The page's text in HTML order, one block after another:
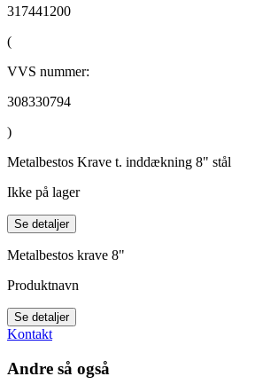
317441200
(
VVS nummer:
308330794
)
Metalbestos Krave t. inddækning 8" stål
Ikke på lager
Se detaljer
Metalbestos krave 8"
Produktnavn
Se detaljer
Kontakt
Andre så også